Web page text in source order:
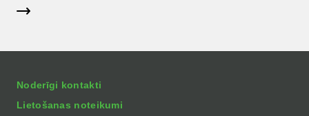
Noderīgi kontakti
Lietošanas noteikumi